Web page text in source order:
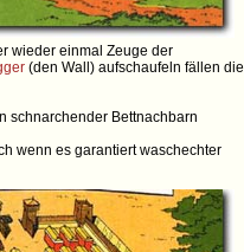
wieder einmal Zeuge der
(den Wall) aufschaufeln fällen die
schnarchender Bettnachbarn
wenn es garantiert waschechter